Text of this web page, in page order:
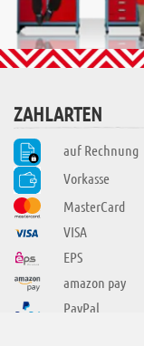
ZAHLARTEN
auf Rechnung
Vorkasse
MasterCard
VISA
EPS
amazon pay
PayPal